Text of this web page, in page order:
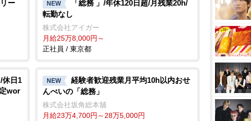
ー NEW
「総務 」/年休120日超/月残業20h/
転勤なし
株式会社アイガー
月給25万8,000円～
正社員 / 東京都
休日1
wor
NEW
経験者歓迎残業月平均10h以内おせ
んべいの「総務」
株式会社坂角総本舖
月給23万4,700円～28万5,000円